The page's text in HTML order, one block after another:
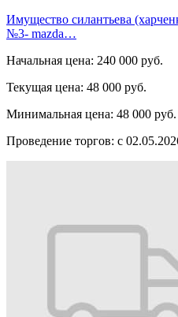
Имущество силантьева
№3- mazda…
Начальная цена: 240 000 руб.
Текущая цена: 48 000 руб.
Минимальная цена: 48 000 руб.
Проведение торгов: с